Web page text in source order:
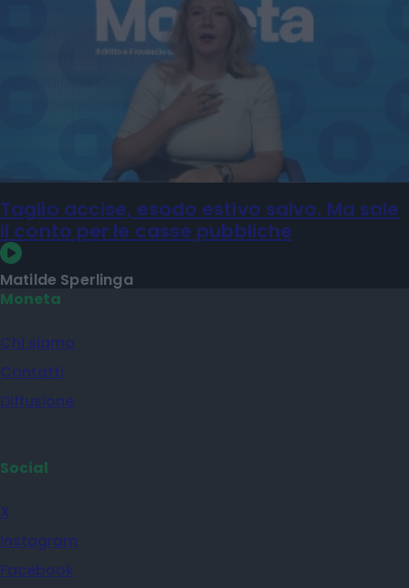
Taglio accise, esodo estivo salvo. Ma sale
il conto per le casse pubbliche
Matilde Sperlinga
Moneta
Chi siamo
Contatti
Diffusione
Social
X
Instagram
Facebook